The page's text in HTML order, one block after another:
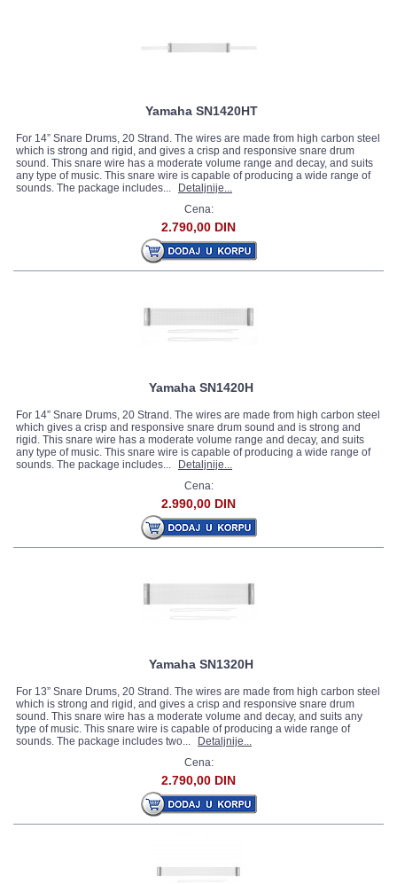
Yamaha SN1420HT
For 14” Snare Drums, 20 Strand. The wires are made from high carbon steel
which is strong and rigid, and gives a crisp and responsive snare drum
sound. This snare wire has a moderate volume range and decay, and suits
any type of music. This snare wire is capable of producing a wide range of
sounds. The package includes...
Detaljnije...
Cena:
2.790,00 DIN
Yamaha SN1420H
For 14” Snare Drums, 20 Strand. The wires are made from high carbon steel
which gives a crisp and responsive snare drum sound and is strong and
rigid. This snare wire has a moderate volume range and decay, and suits
any type of music. This snare wire is capable of producing a wide range of
sounds. The package includes...
Detaljnije...
Cena:
2.990,00 DIN
Yamaha SN1320H
For 13” Snare Drums, 20 Strand. The wires are made from high carbon steel
which is strong and rigid, and gives a crisp and responsive snare drum
sound. This snare wire has a moderate volume and decay, and suits any
type of music. This snare wire is capable of producing a wide range of
sounds. The package includes two...
Detaljnije...
Cena:
2.790,00 DIN